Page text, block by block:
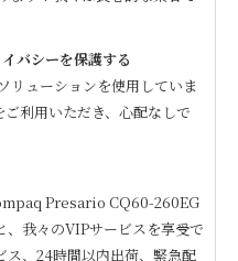
バシーを保護する
リューションを使用していま
利用いただき、心配なしで
Presario CQ60-260EG
、我々のVIPサービスを享受で
ス、24時間以内出荷、緊急配